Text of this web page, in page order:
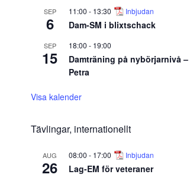
SEP
6
11:00 - 13:30 Inbjudan
Dam-SM i blixtschack
SEP
15
18:00 - 19:00
Damträning på nybörjarnivå –
Petra
Visa kalender
Tävlingar, internationellt
AUG
26
08:00 - 17:00 Inbjudan
Lag-EM för veteraner